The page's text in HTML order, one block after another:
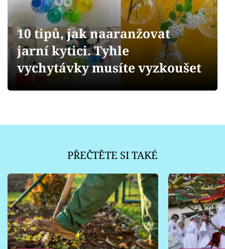
Přihlášení
Sledujte nás
10 tipů, jak naaranžovat
jarní kytici. Tyhle
vychytávky musíte vyzkoušet
PŘEČTĚTE SI TAKÉ